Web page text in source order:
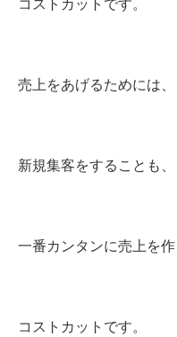
コストカットです。
売上をあげるためには、
新規集客をすることも
一番カンタンに売上を作
コストカットです。